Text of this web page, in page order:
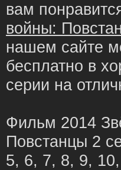
вам
войны:
нашем сайте
бесплатно в
серии на
Фильм 2014
Повстанцы 2
5, 6, 7, 8, 9,